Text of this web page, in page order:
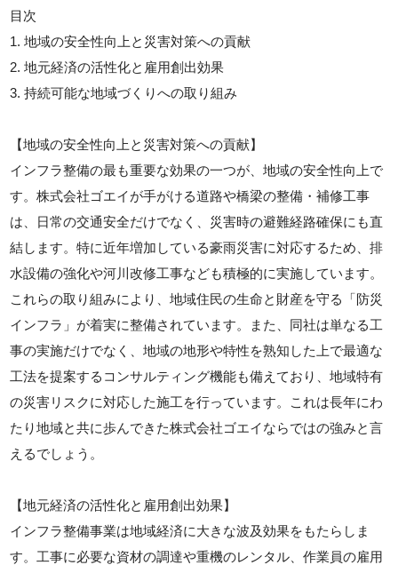
目次
1. 地域の安全性向上と災害対策への貢献
2. 地元経済の活性化と雇用創出効果
3. 持続可能な地域づくりへの取り組み
【地域の安全性向上と災害対策への貢献】
インフラ整備の最も重要な効果の一つが、地域の安全性向上で
す。株式会社ゴエイが手がける道路や橋梁の整備・補修工事
は、日常の交通安全だけでなく、災害時の避難経路確保にも直
結します。特に近年増加している豪雨災害に対応するため、排
水設備の強化や河川改修工事なども積極的に実施しています。
これらの取り組みにより、地域住民の生命と財産を守る「防災
インフラ」が着実に整備されています。また、同社は単なる工
事の実施だけでなく、地域の地形や特性を熟知した上で最適な
工法を提案するコンサルティング機能も備えており、地域特有
の災害リスクに対応した施工を行っています。これは長年にわ
たり地域と共に歩んできた株式会社ゴエイならではの強みと言
えるでしょう。
【地元経済の活性化と雇用創出効果】
インフラ整備事業は地域経済に大きな波及効果をもたらしま
す。工事に必要な資材の調達や重機のレンタル、作業員の雇用